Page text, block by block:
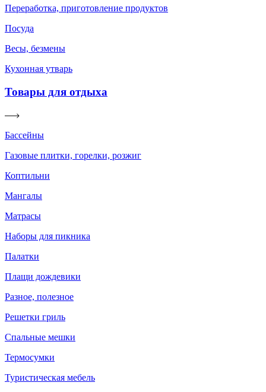
Переработка, приготовление продуктов
Посуда
Весы, безмены
Кухонная утварь
Товары для отдыха
Бассейны
Газовые плитки, горелки, розжиг
Коптильни
Мангалы
Матрасы
Наборы для пикника
Палатки
Плащи дождевики
Разное, полезное
Решетки гриль
Спальные мешки
Термосумки
Туристическая мебель